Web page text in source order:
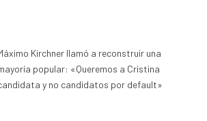
Kirchner llamó a reconstruir una
popular: «Queremos a Cristina
y no candidatos por default»